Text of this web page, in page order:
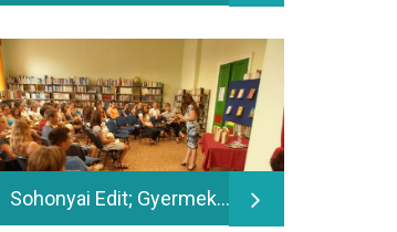
Sohonyai Edit; Gyermekrészleg - 2014.06.13.